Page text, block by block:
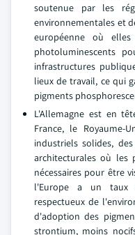
soutenue par les
environnementales et
européenne où
photoluminescents
infrastructures
lieux de travail, ce qui
pigments
L'Allemagne est en
France, le Royaume-
industriels solides,
architecturales où les
nécessaires pour être
l'Europe a un taux
respectueux de
d'adoption des
strontium, moins